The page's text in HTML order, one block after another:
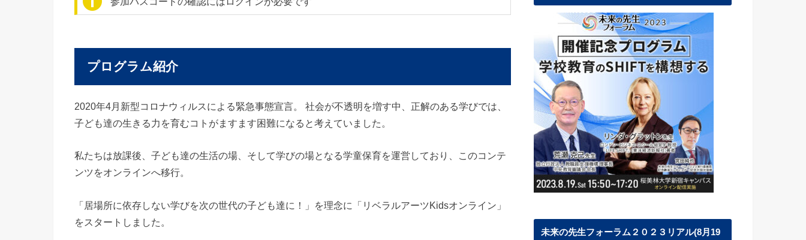
プログラム紹介
2020年4月新型コロナウィルスによる緊急事態宣言。 社会が不透明を増す中、正解のある学びでは、
子ども達の生きる力を育むコトがますます困難になると考えていました。
私たちは放課後、子ども達の生活の場、そして学びの場となる学童保育を運営しており、このコンテ
ンツをオンラインへ移行。
「居場所に依存しない学びを次の世代の子ども達に！」を理念に「リベラルアーツKidsオンライン」
をスタートしました。
未来の先生フォーラム２０２３リアル(8月19